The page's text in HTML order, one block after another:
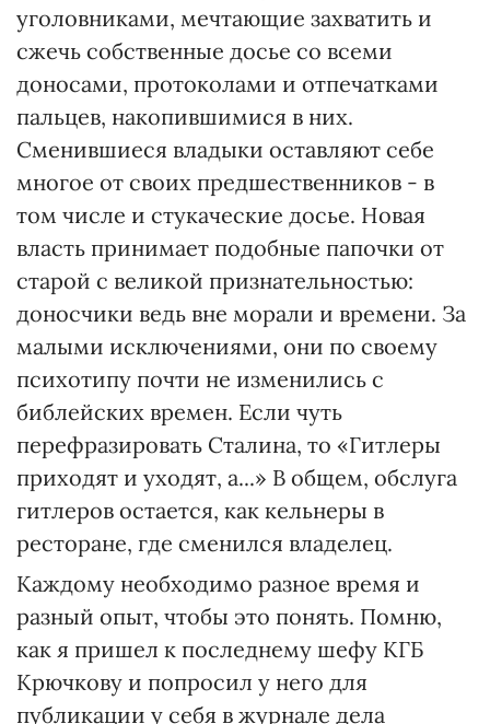
уголовниками, мечтающие захватить и
сжечь собственные досье со всеми
доносами, протоколами и отпечатками
пальцев, накопившимися в них.
Сменившиеся владыки оставляют себе
многое от своих предшественников - в
том числе и стукаческие досье. Новая
власть принимает подобные папочки от
старой с великой признательностью:
доносчики ведь вне морали и времени. За
малыми исключениями, они по своему
психотипу почти не изменились с
библейских времен. Если чуть
перефразировать Сталина, то «Гитлеры
приходят и уходят, а...» В общем, обслуга
гитлеров остается, как кельнеры в
ресторане, где сменился владелец.
Каждому необходимо разное время и
разный опыт, чтобы это понять. Помню,
как я пришел к последнему шефу КГБ
Крючкову и попросил у него для
публикации у себя в журнале дела